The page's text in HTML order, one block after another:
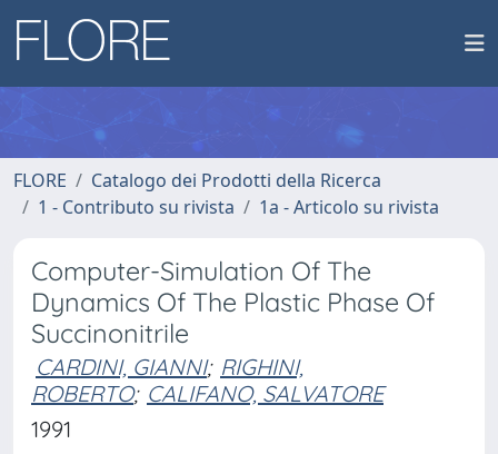
FLORE
Catalogo dei Prodotti della Ricerca
1 - Contributo su rivista
1a - Articolo su rivista
Computer-Simulation Of The
Dynamics Of The Plastic Phase Of
Succinonitrile
CARDINI, GIANNI; RIGHINI,
ROBERTO; CALIFANO, SALVATORE
1991